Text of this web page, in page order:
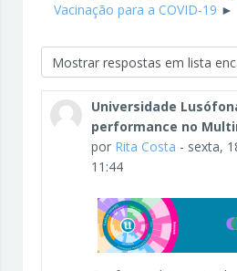
Vacinação para a COVID-19
Modo de visualização
Universidade
performance no
por Rita Costa - sexta,
11:44